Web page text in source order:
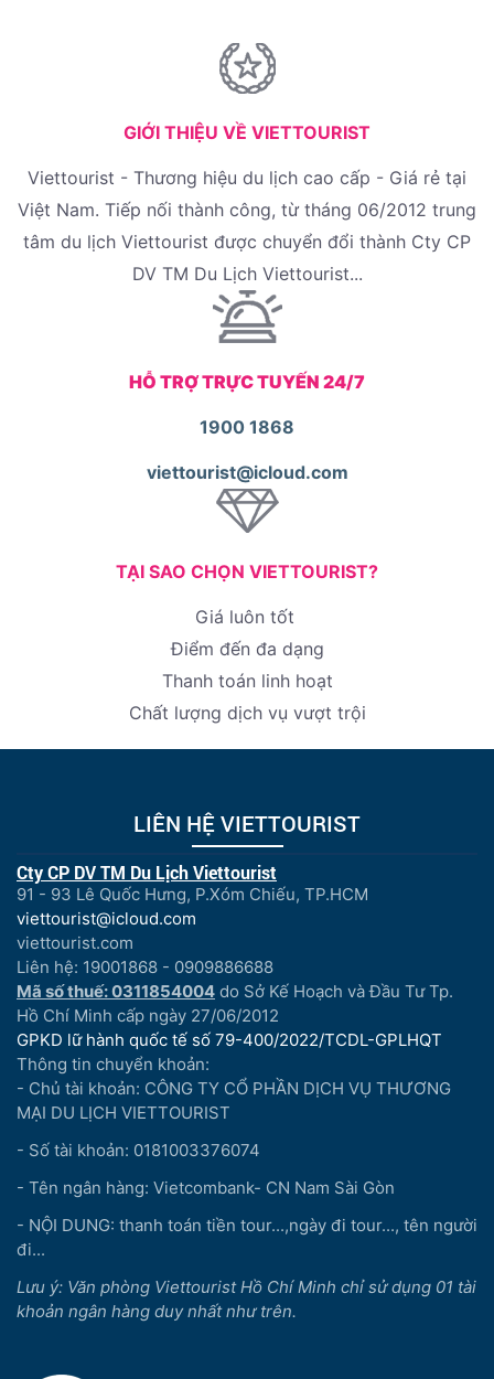
GIỚI THIỆU VỀ VIETTOURIST
Viettourist - Thương hiệu du lịch cao cấp - Giá rẻ tại
Việt Nam. Tiếp nối thành công, từ tháng 06/2012 trung
tâm du lịch Viettourist được chuyển đổi thành Cty CP
DV TM Du Lịch Viettourist...
HỖ TRỢ TRỰC TUYẾN 24/7
1900 1868
viettourist@icloud.com
TẠI SAO CHỌN VIETTOURIST?
Giá luôn tốt
Điểm đến đa dạng
Thanh toán linh hoạt
Chất lượng dịch vụ vượt trội
LIÊN HỆ VIETTOURIST
Cty CP DV TM Du Lịch Viettourist
91 - 93 Lê Quốc Hưng, P.Xóm Chiếu, TP.HCM
viettourist@icloud.com
viettourist.com
Liên hệ: 19001868 - 0909886688
Mã số thuế: 0311854004 do Sở Kế Hoạch và Đầu Tư Tp.
Hồ Chí Minh cấp ngày 27/06/2012
GPKD lữ hành quốc tế số 79-400/2022/TCDL-GPLHQT
Thông tin chuyển khoản:
- Chủ tài khoản: CÔNG TY CỔ PHẦN DỊCH VỤ THƯƠNG
MẠI DU LỊCH VIETTOURIST
- Số tài khoản: 0181003376074
- Tên ngân hàng: Vietcombank- CN Nam Sài Gòn
- NỘI DUNG: thanh toán tiền tour...,ngày đi tour..., tên người
đi...
Lưu ý: Văn phòng Viettourist Hồ Chí Minh chỉ sử dụng 01 tài
khoản ngân hàng duy nhất như trên.